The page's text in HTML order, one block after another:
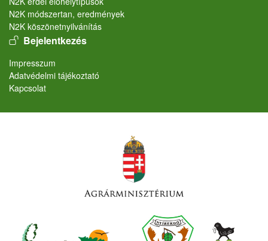
N2K módszertan, eredmények
N2K köszönetnyilvánítás
User account menu
Bejelentkezés
Lábléc
Impresszum
Adatvédelmi tájékoztató
Kapcsolat